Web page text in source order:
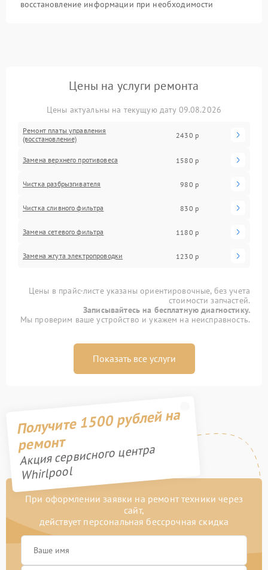
восстановление информации при необходимости
Цены на услуги ремонта
Цены актуальны на текущую дату 09.08.2026
Ремонт платы управления
(восстановление)
2430 р
Замена верхнего противовеса 1580 р
Чистка разбрызгивателя 980 р
Чистка сливного фильтра 830 р
Замена сетевого фильтра 1180 р
Замена жгута электропроводки 1230 р
Цены в прайс-листе указаны ориентировочные, без учета
стоимости запчастей.
Записывайтесь на бесплатную диагностику.
Мы проверим ваше устройство и укажем на неисправность.
Показать все услуги
Получите 1500 рублей на
ремонт
Акция сервисного центра
Whirlpool
При оформлении заявки на ремонт техники через
сайт,
действует персональная бессрочная скидка